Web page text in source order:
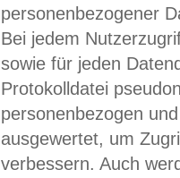
personenbezogener
Bei jedem
sowie für jeden
Protokolldatei
personenbezogen
ausgewertet, um
verbessern. Auch